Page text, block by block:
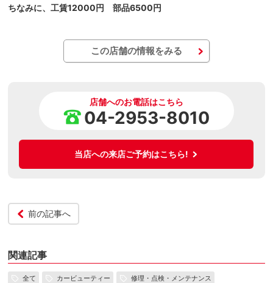
ちなみに、工賃12000円 部品6500円
この店舗の情報をみる
店舗へのお電話はこちら
04-2953-8010
当店への来店ご予約はこちら!
前の記事へ
関連記事
全て カービューティー 修理・点検・メンテナンス